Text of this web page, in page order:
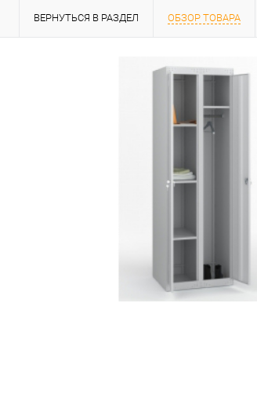
ВЕРНУТЬСЯ В РАЗДЕЛ ОБЗОР ТОВАРА